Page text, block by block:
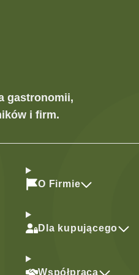
gastronomii,
i firm.
O Firmie
Dla kupującego
Współpraca